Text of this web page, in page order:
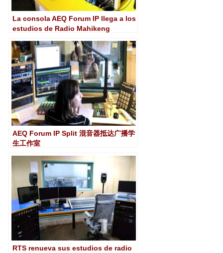
La consola AEQ Forum IP llega a los
estudios de Radio Mahikeng
AEQ Forum IP Split 混音器抵达广播学
生工作室
RTS renueva sus estudios de radio